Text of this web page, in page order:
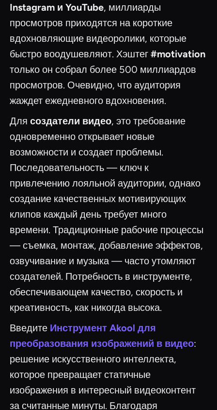
Instagram и YouTube, миллиарды
просмотров приходятся на короткие
вдохновляющие видеоролики, которые
быстро воодушевляют. Хэштег #motivation
только он собрал более 500 миллиардов
просмотров. Очевидно, что аудитория
жаждет ежедневного вдохновения.
Для создатели видео, это требование
одновременно открывает новые
возможности и создает проблемы.
Последовательность — ключ к
привлечению лояльной аудитории, однако
создание качественных мотивирующих
клипов каждый день требует много
времени. Традиционные рабочие процессы
— съемка, монтаж, добавление эффектов,
озвучивание и музыка — часто утомляют
создателей. Потребность в инструменте,
обеспечивающем качество, скорость и
креативность, как никогда высока.
Введите Инструмент Akool для
преобразования изображений в видео:
решение искусственного интеллекта,
которое превращает статичные
изображения в интересный видеоконтент
за считанные минуты. Благодаря